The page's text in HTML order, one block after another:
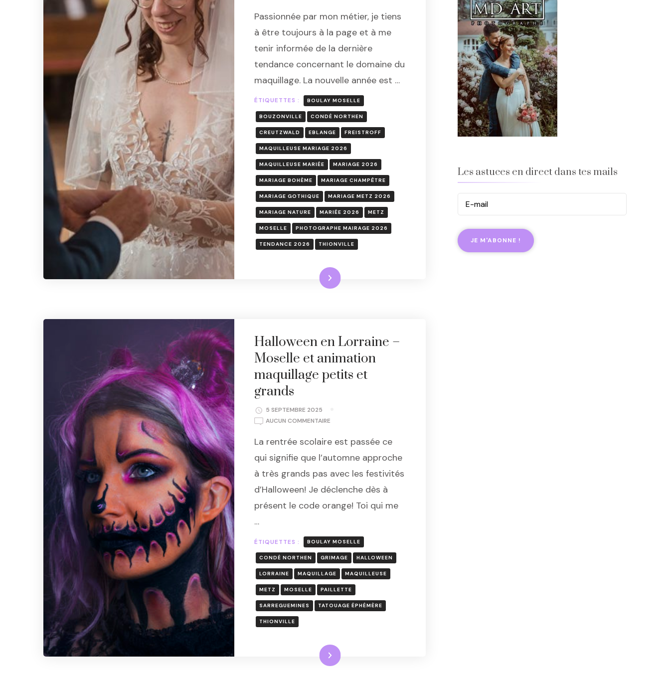
Passionnée par mon métier, je tiens
à être toujours à la page et à me
tenir informée de la dernière
tendance concernant le domaine du
maquillage. La nouvelle année est …
ÉTIQUETTES : BOULAY MOSELLE
BOUZONVILLE CONDÉ NORTHEN
CREUTZWALD EBLANGE FREISTROFF
MAQUILLEUSE MARIAGE 2026
MAQUILLEUSE MARIÉE MARIAGE 2026
MARIAGE BOHÈME MARIAGE CHAMPÊTRE
MARIAGE GOTHIQUE MARIAGE METZ 2026
MARIAGE NATURE MARIÉE 2026 METZ
MOSELLE PHOTOGRAPHE MAIRAGE 2026
TENDANCE 2026 THIONVILLE
Lire la suite
Halloween en Lorraine –
Moselle et animation
maquillage petits et
grands
5 SEPTEMBRE 2025
AUCUN COMMENTAIRE
LORRAINE
MOSELLE
ET
MAQUILLAGE
PETITS
La rentrée scolaire est passée ce
qui signifie que l’automne approche
à très grands pas avec les festivités
d’Halloween! Je déclenche dès à
présent le code orange! Toi qui me
…
ÉTIQUETTES : BOULAY MOSELLE
CONDÉ NORTHEN GRIMAGE HALLOWEEN
LORRAINE MAQUILLAGE MAQUILLEUSE
METZ MOSELLE PAILLETTE
SARREGUEMINES TATOUAGE ÉPHÉMÈRE
THIONVILLE
Lire la suite
Les astuces en direct dans tes mails